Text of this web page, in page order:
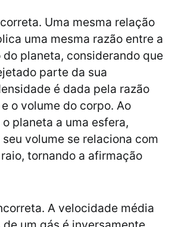
Uma mesma relação
uma mesma razão entre a
do planeta, considerando que
parte da sua
é dada pela razão
o volume do corpo. Ao
planeta a uma esfera,
volume se relaciona com
tornando a afirmação
A velocidade média